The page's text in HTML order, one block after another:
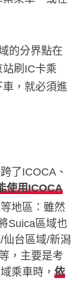
的分界點在
刷IC卡乘
，就必須進
了ICOCA、
使用ICOCA
地區：雖然
Suica區域也
台區域/新潟
，主要是考
乘車時，依